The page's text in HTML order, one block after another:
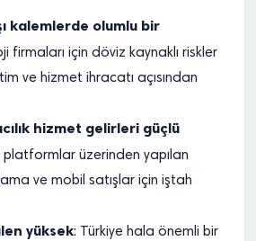
kalemlerde olumlu bir
firmaları için döviz kaynaklı riskler
ve hizmet ihracatı açısından
hizmet gelirleri güçlü
platformlar üzerinden yapılan
ve mobil satışlar için iştah
yüksek: Türkiye hala önemli bir